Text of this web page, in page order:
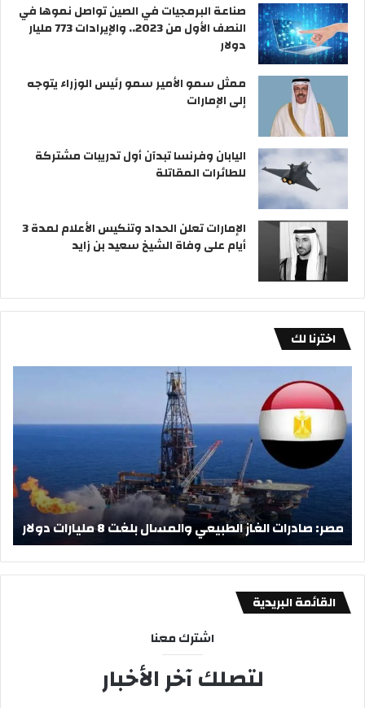
صناعة البرمجيات في الصين تواصل نموها في
النصف الأول من 2023.. والإيرادات 773 مليار
دولار
ممثل سمو الأمير سمو رئيس الوزراء يتوجه
إلى الإمارات
اليابان وفرنسا تبدآن أول تدريبات مشتركة
للطائرات المقاتلة
الإمارات تعلن الحداد وتنكيس الأعلام لمدة 3
أيام على وفاة الشيخ سعيد بن زايد
اخترنا لك
صادرات
الغاز
الطبيعي
والمسال
بلغت
8
مليارات
دولار
مصر: صادرات الغاز الطبيعي والمسال بلغت 8 مليارات دولار
القائمة البريدية
اشترك معنا
لتصلك آخر الأخبار